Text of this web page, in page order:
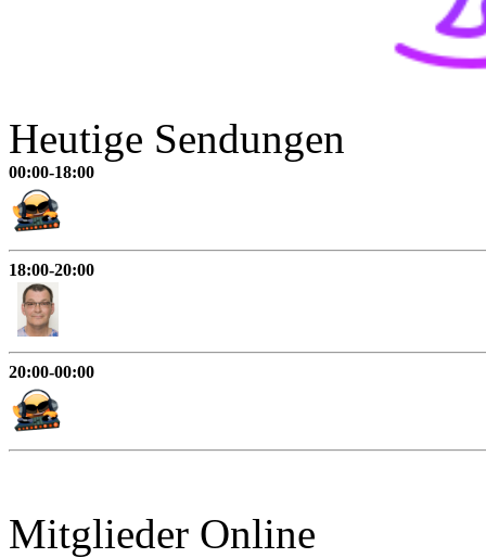
Heutige Sendungen
00:00-18:00
18:00-20:00
20:00-00:00
Mitglieder Online